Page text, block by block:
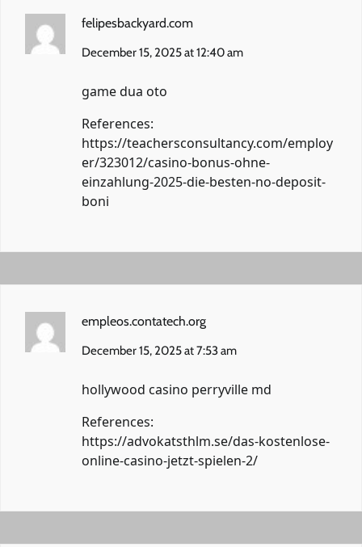
felipesbackyard.com
December 15, 2025 at 12:40 am
game dua oto
References:
https://teachersconsultancy.com/employ
er/323012/casino-bonus-ohne-
einzahlung-2025-die-besten-no-deposit-
boni
empleos.contatech.org
December 15, 2025 at 7:53 am
hollywood casino perryville md
References:
https://advokatsthlm.se/das-kostenlose-
online-casino-jetzt-spielen-2/